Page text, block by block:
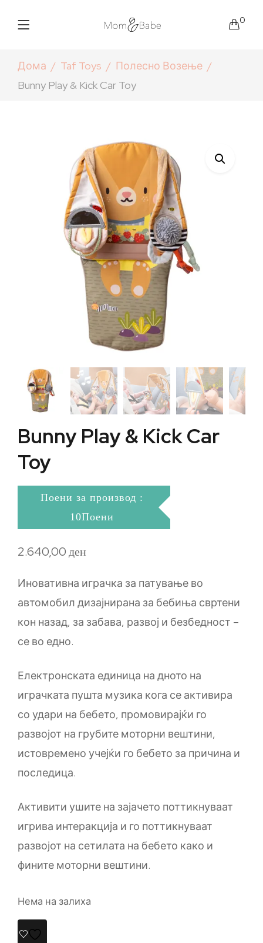
0
Дома Taf Toys
Полесно Возење
Bunny Play & Kick Car Toy
Bunny Play & Kick Car
Toy
Поени за производ :
10Поени
2.640,00ден
Иновативна играчка за патување во
автомобил дизајнирана за бебиња свртени
кон назад, за забава, развој и безбедност –
се во едно.
Електронската единица на дното на
играчката пушта музика кога се активира
со удари на бебето, промовирајќи го
развојот на грубите моторни вештини,
истовремено учејќи го бебето за причина и
последица.
Активити ушите на зајачето поттикнуваат
игрива интеракција и го поттикнуваат
развојот на сетилата на бебето како и
фините моторни вештини.
Нема на залиха